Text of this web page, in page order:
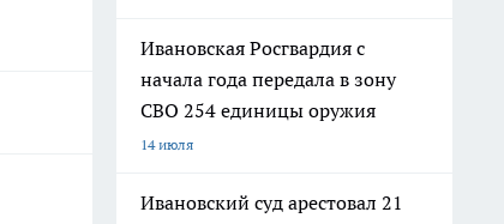
Ивановская Росгвардия с
начала года передала в зону
СВО 254 единицы оружия
14 июля
Ивановский суд арестовал 21